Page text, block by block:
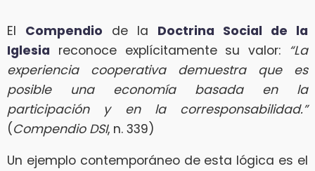
El Compendio de la Doctrina Social de la
Iglesia reconoce explícitamente su valor: “La
experiencia cooperativa demuestra que es
posible una economía basada en la
participación y en la corresponsabilidad.”
(Compendio DSI, n. 339)
Un ejemplo contemporáneo de esta lógica es el